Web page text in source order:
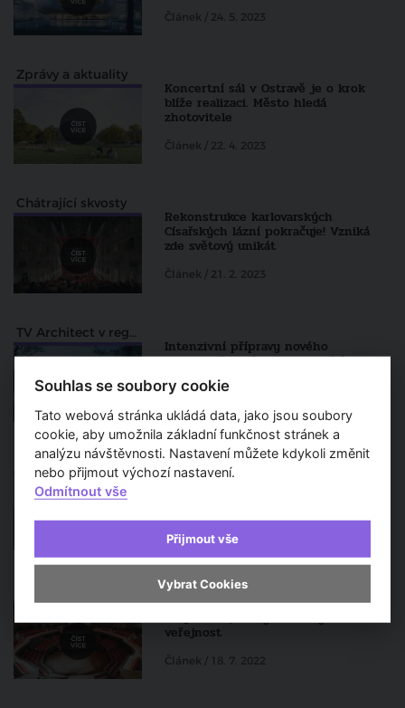
Článek / 24. 5. 2023
Zprávy a aktuality
Koncertní sál v Ostravě je o krok
blíže realizaci. Město hledá
zhotovitele
Článek / 22. 4. 2023
Chátrající skvosty
Rekonstrukce karlovarských
Císařských lázní pokračuje! Vzniká
zde světový unikát
Článek / 21. 2. 2023
TV Architect v regionech
Intenzivní přípravy nového
koncertního sálu a související
rekonstrukce DKMO pokračují
Zprávy a aktuality
Nové koncertní síně chystají tři
Článek / 17. 9. 2022
Budoucí ostravský koncertní sál má
svůj model, který může nyní vidět i
veřejnost
Článek / 18. 7. 2022
Souhlas se soubory cookie
Tato webová stránka ukládá data, jako jsou soubory
cookie, aby umožnila základní funkčnost stránek a
analýzu návštěvnosti. Nastavení můžete kdykoli změnit
nebo přijmout výchozí nastavení.
Odmítnout vše
Přijmout vše
Vybrat Cookies